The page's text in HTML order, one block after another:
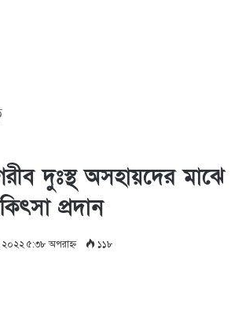
দুঃস্থ অসহায়দের মাঝে
প্রদান
২০২২ ৫:৩৮ অপরাহ্ণ ১১৮